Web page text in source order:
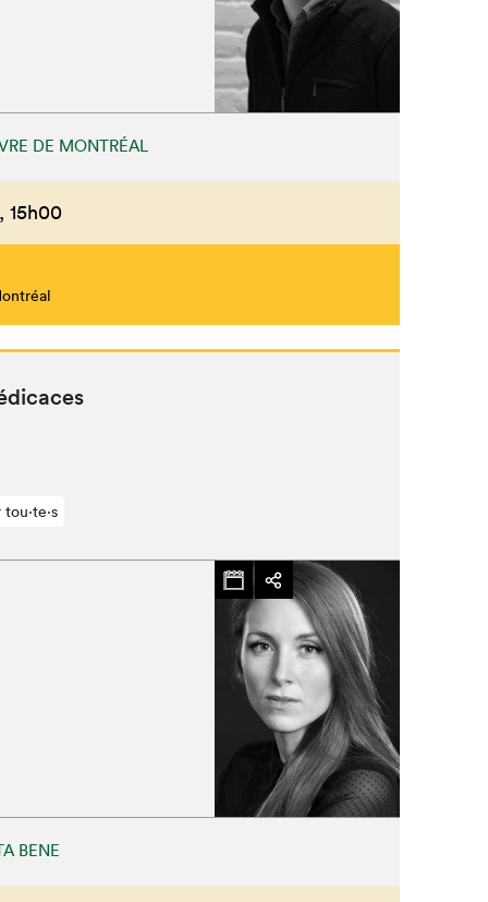
DE MONTRÉAL
15h00
tou⋅te⋅s
BENE